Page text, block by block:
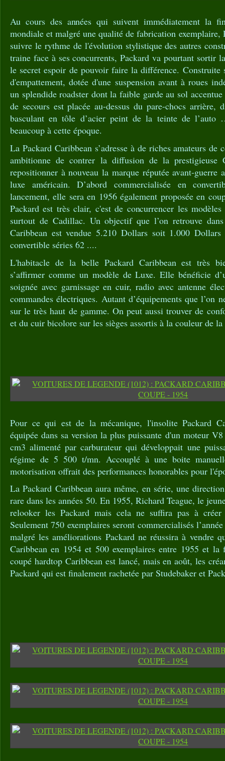
Au cours des années qui suivent immédiatement la
mondiale et malgré une qualité de fabrication exemplaire,
suivre le rythme de l'évolution stylistique des autres
traine face à ses concurrents, Packard va pourtant sortir
le secret espoir de pouvoir faire la différence. Construite
d'empattement, dotée d'une suspension avant à roues
un splendide roadster dont la faible garde au sol
de secours est placée au-dessus du pare-chocs arrière,
basculant en tôle d’acier peint de la teinte de l’auto
beaucoup à cette époque.
La Packard Caribbean s’adresse à de riches amateurs
ambitionne de contrer la diffusion de la prestigieuse
repositionner à nouveau la marque réputée avant-guerre
luxe américain. D’abord commercialisée en
lancement, elle sera en 1956 également proposée en
Packard est très clair, c'est de concurrencer les
surtout de Cadillac. Un objectif que l’on retrouve
Caribbean est vendue 5.210 Dollars soit 1.000
convertible séries 62 ....
L'habitacle de la belle Packard Caribbean est très
s’affirmer comme un modèle de Luxe. Elle bénéficie
soignée avec garnissage en cuir, radio avec antenne
commandes électriques. Autant d’équipements que l’on
sur le très haut de gamme. On peut aussi trouver de
et du cuir bicolore sur les sièges assortis à la couleur de
Pour ce qui est de la mécanique, l'insolite Packard
équipée dans sa version la plus puissante d'un moteur
cm3 alimenté par carburateur qui développait une
régime de 5 500 t/mn. Accouplé à une boite
motorisation offrait des performances honorables pour
La Packard Caribbean aura même, en série, une
rare dans les années 50. En 1955, Richard Teague, le
relooker les Packard mais cela ne suffira pas à créer
Seulement 750 exemplaires seront commercialisés
malgré les améliorations Packard ne réussira à vendre
Caribbean en 1954 et 500 exemplaires entre 1955 et
coupé hardtop Caribbean est lancé, mais en août, les
Packard qui est finalement rachetée par Studebaker et